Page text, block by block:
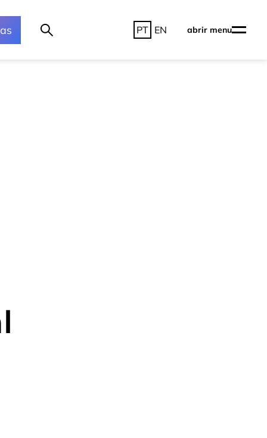
PT EN abrir menu